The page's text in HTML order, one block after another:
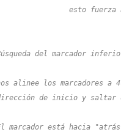
fuerza a que el
del marcador
de inicio y saltar
está hacia "atrás",